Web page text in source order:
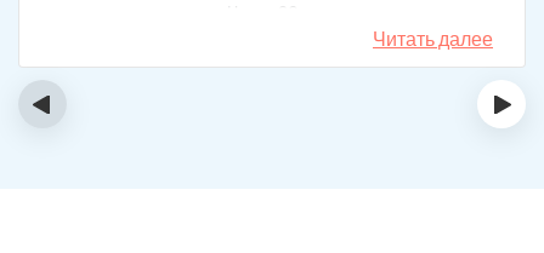
вызвал врача на дом. Через 20 минут приехал
нарколог, поставил мне усиленную капельницу. Сразу
стало легче.
Читать далее
‹ ›